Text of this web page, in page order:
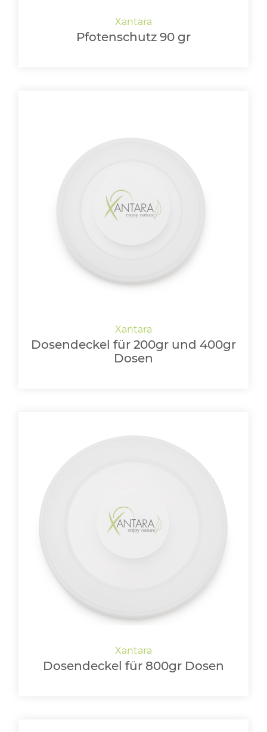
Pfotenschutz 90 gr
Dosendeckel für 200gr und 400gr
Dosen
Dosendeckel für 800gr Dosen